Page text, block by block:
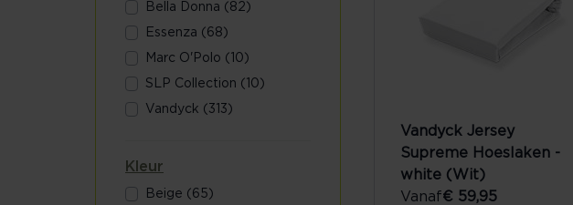
Bella Donna (82)
Essenza (68)
Marc O'Polo (10)
SLP Collection (10)
Vandyck (313)
Kleur
Beige (65)
Vandyck Jersey
Supreme Hoeslaken -
white (Wit)
Vanaf€ 59,95